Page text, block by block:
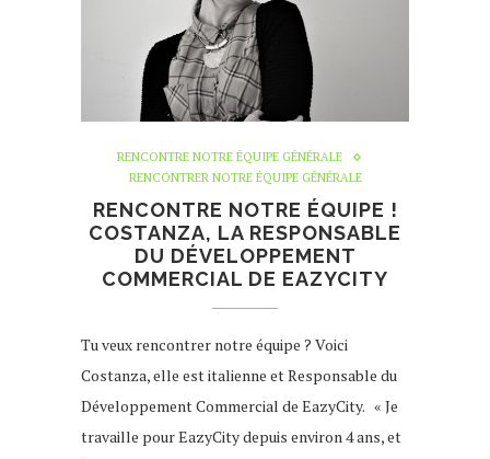
RENCONTRE NOTRE ÉQUIPE GÉNÉRALE
RENCONTRER NOTRE ÉQUIPE GÉNÉRALE
RENCONTRE NOTRE ÉQUIPE !
COSTANZA, LA RESPONSABLE
DU DÉVELOPPEMENT
COMMERCIAL DE EAZYCITY
Tu veux rencontrer notre équipe ? Voici
Costanza, elle est italienne et Responsable du
Développement Commercial de EazyCity. « Je
travaille pour EazyCity depuis environ 4 ans, et